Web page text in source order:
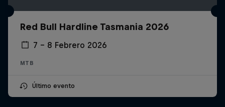
Red Bull Hardline Tasmania 2026
7 – 8 Febrero 2026
MTB
Último evento